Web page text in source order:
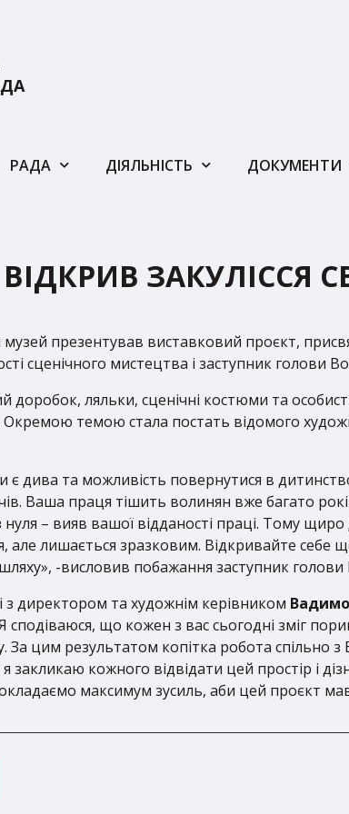
РАДА ДІЯЛЬНІСТЬ ДОКУМЕНТИ
ЗАКУЛІССЯ
презентував виставковий проєкт,
сценічного мистецтва і заступник голови
ляльки, сценічні костюми та
темою стала постать відомого
є дива та можливість повернутися в
Ваша праця тішить волинян вже багато
– вияв вашої відданості праці. Тому
але лишається зразковим. Відкривайте себе
-висловив побажання заступник
з директором та художнім керівником
сподіваюся, що кожен з вас сьогодні зміг
За цим результатом копітка робота спільно
закликаю кожного відвідати цей простір і
максимум зусиль, аби цей проєкт мав